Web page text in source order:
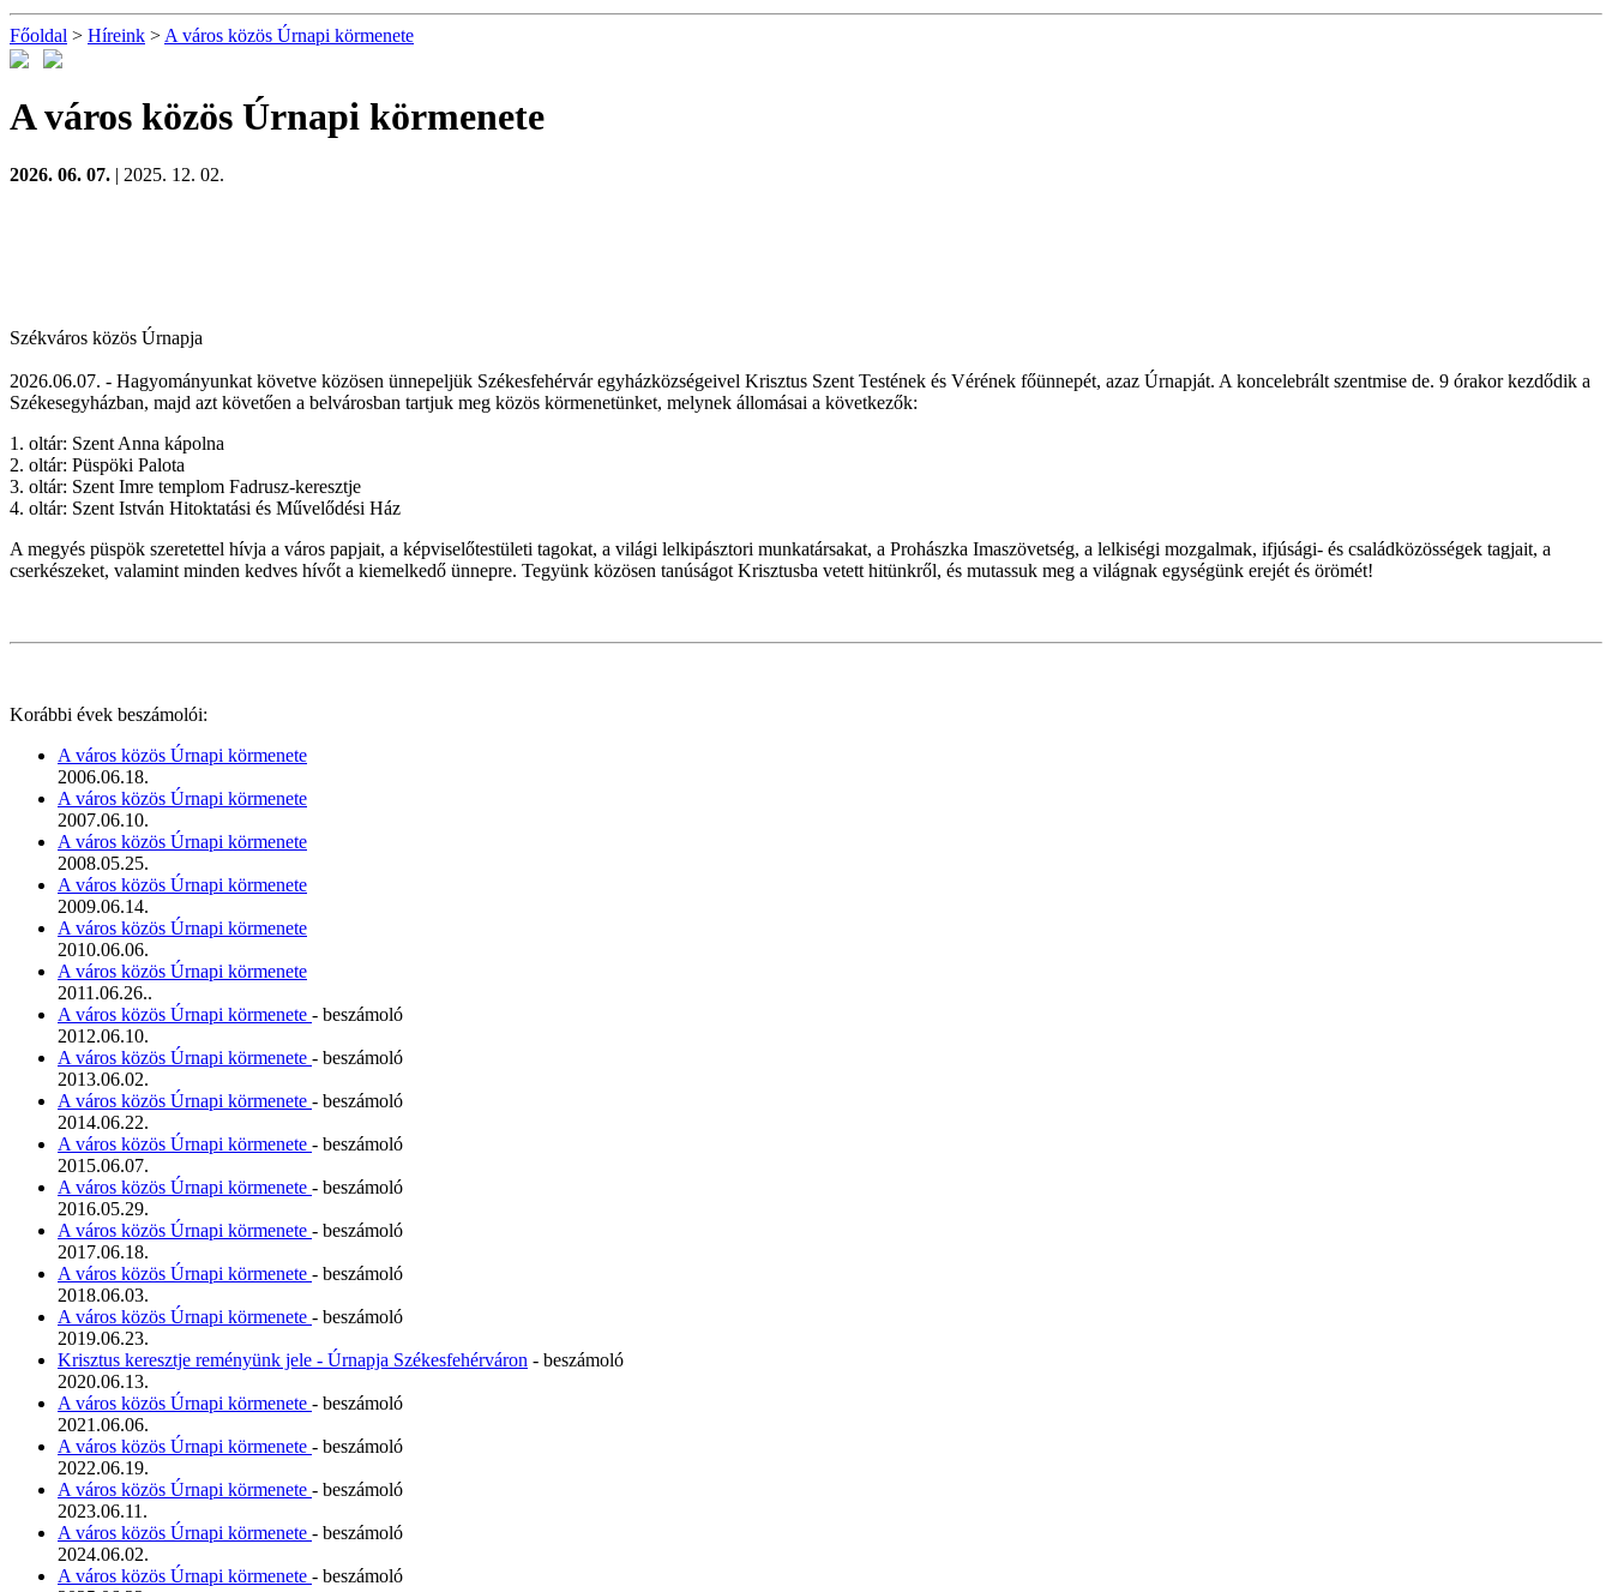
Főoldal > Híreink > A város közös Úrnapi körmenete
A város közös Úrnapi körmenete
2026. 06. 07. | 2025. 12. 02.
Székváros közös Úrnapja
2026.06.07. - Hagyományunkat követve közösen ünnepeljük Székesfehérvár egyházközségeivel Krisztus Szent Testének és Vérének főünnepét, azaz Úrnapját. A koncelebrált szentmise de. 9 órakor kezdődik a
Székesegyházban, majd azt követően a belvárosban tartjuk meg közös körmenetünket, melynek állomásai a következők:
1. oltár: Szent Anna kápolna
2. oltár: Püspöki Palota
3. oltár: Szent Imre templom Fadrusz-keresztje
4. oltár: Szent István Hitoktatási és Művelődési Ház
A megyés püspök szeretettel hívja a város papjait, a képviselőtestületi tagokat, a világi lelkipásztori munkatársakat, a Prohászka Imaszövetség, a lelkiségi mozgalmak, ifjúsági- és családközösségek tagjait, a
cserkészeket, valamint minden kedves hívőt a kiemelkedő ünnepre. Tegyünk közösen tanúságot Krisztusba vetett hitünkről, és mutassuk meg a világnak egységünk erejét és örömét!
Korábbi évek beszámolói:
A város közös Úrnapi körmenete
2006.06.18.
A város közös Úrnapi körmenete
2007.06.10.
A város közös Úrnapi körmenete
2008.05.25.
A város közös Úrnapi körmenete
2009.06.14.
A város közös Úrnapi körmenete
2010.06.06.
A város közös Úrnapi körmenete
2011.06.26..
A város közös Úrnapi körmenete - beszámoló
2012.06.10.
A város közös Úrnapi körmenete - beszámoló
2013.06.02.
A város közös Úrnapi körmenete - beszámoló
2014.06.22.
A város közös Úrnapi körmenete - beszámoló
2015.06.07.
A város közös Úrnapi körmenete - beszámoló
2016.05.29.
A város közös Úrnapi körmenete - beszámoló
2017.06.18.
A város közös Úrnapi körmenete - beszámoló
2018.06.03.
A város közös Úrnapi körmenete - beszámoló
2019.06.23.
Krisztus keresztje reményünk jele - Úrnapja Székesfehérváron - beszámoló
2020.06.13.
A város közös Úrnapi körmenete - beszámoló
2021.06.06.
A város közös Úrnapi körmenete - beszámoló
2022.06.19.
A város közös Úrnapi körmenete - beszámoló
2023.06.11.
A város közös Úrnapi körmenete - beszámoló
2024.06.02.
A város közös Úrnapi körmenete - beszámoló